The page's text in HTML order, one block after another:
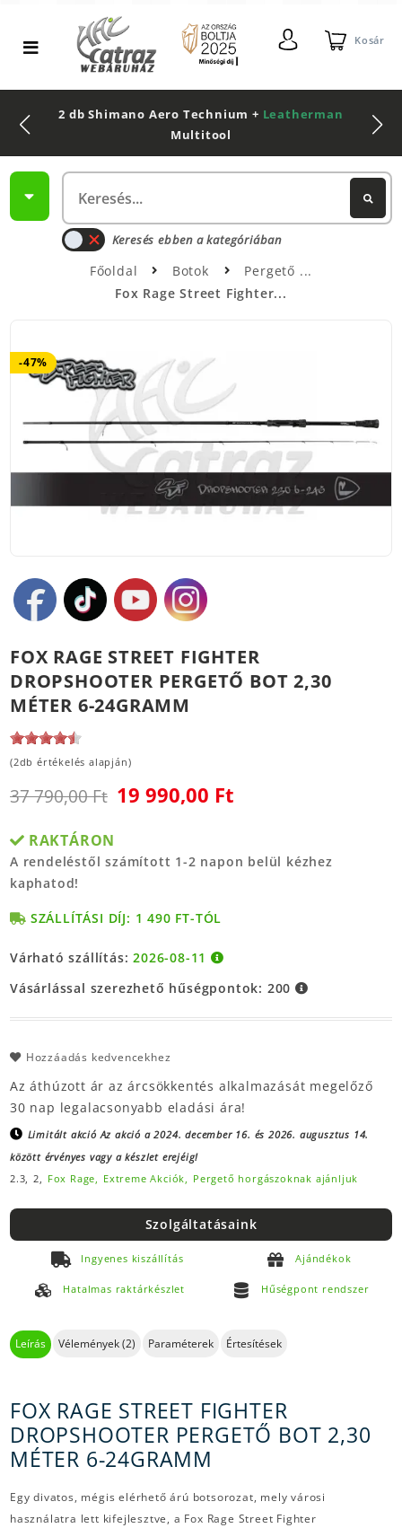
Kosár
2 db Shimano Aero Technium + Leatherman
Multitool
Keresés ebben a kategóriában
Főoldal Botok
Pergető
Fox Rage Street Fighter...
-47%
FOX RAGE STREET FIGHTER
DROPSHOOTER PERGETŐ BOT 2,30
MÉTER 6-24GRAMM
(2db értékelés alapján)
37 790,00 Ft 19 990,00 Ft
RAKTÁRON
A rendeléstől számított 1-2 napon belül kézhez
kaphatod!
SZÁLLÍTÁSI DÍJ: 1 490 FT-TÓL
Várható szállítás:2026-08-11
Vásárlással szerezhető hűségpontok: 200
Hozzáadás kedvencekhez
Az áthúzott ár az árcsökkentés alkalmazását megelőző
30 nap legalacsonyabb eladási ára!
Limitált akcióAz akció a 2024. december 16. és 2026. augusztus 14.
között érvényes vagy a készlet erejéig!
2.3, 2, Fox Rage, Extreme Akciók, Pergető horgászoknak ajánljuk
Szolgáltatásaink
Ingyenes kiszállítás Ajándékok
Hatalmas raktárkészlet Hűségpont rendszer
Leírás Vélemények (2) Paraméterek Értesítések
FOX RAGE STREET FIGHTER
DROPSHOOTER PERGETŐ BOT 2,30
MÉTER 6-24GRAMM
Egy divatos, mégis elérhető árú botsorozat, mely városi
használatra lett kifejlesztve, a Fox Rage Street Fighter